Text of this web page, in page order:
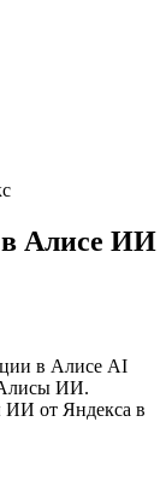
Алисе ИИ
в Алисе AI
Алисы ИИ.
ИИ от Яндекса в